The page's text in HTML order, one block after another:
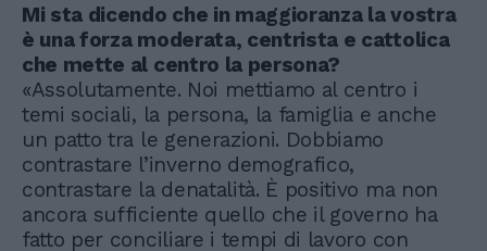
Mi sta dicendo che in maggioranza la vostra
è una forza moderata, centrista e cattolica
che mette al centro la persona?
«Assolutamente. Noi mettiamo al centro i
temi sociali, la persona, la famiglia e anche
un patto tra le generazioni. Dobbiamo
contrastare l’inverno demografico,
contrastare la denatalità. È positivo ma non
ancora sufficiente quello che il governo ha
fatto per conciliare i tempi di lavoro con